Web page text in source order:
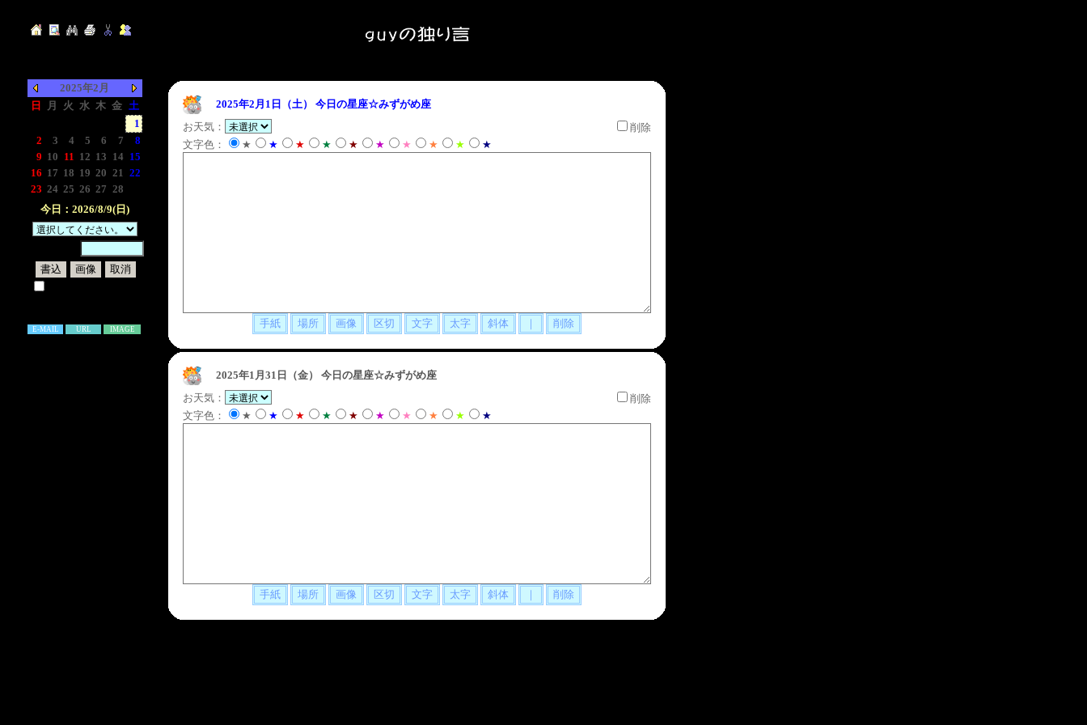
2025年2月
日
月 火 水 木 金 土
1
2
3 4 5 6 7
8
9 10 11 12 13 14 15
16 17 18 19 20 21 22
23 24 25 26 27 28
今日：2026/8/9(日)
E-MAIL URL IMAGE
2025年2月1日（土）
今日の星座☆みずがめ座
お天気：
削除
文字色：
★ ★ ★ ★ ★ ★ ★ ★ ★ ★
2025年1月31日（金）
今日の星座☆みずがめ座
お天気：
削除
文字色：
★ ★ ★ ★ ★ ★ ★ ★ ★ ★